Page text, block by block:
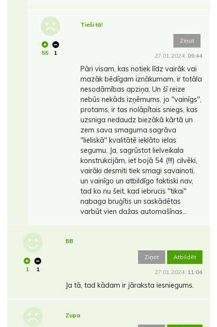
55 1
Tieši tā!
Ziņot
27.01.2024. 09:44
Pāri visam, kas notiek līdz vairāk vai
mazāk bēdīgam iznākumam, ir totāla
nesodāmības apziņa. Un šī reize
nebūs nekāds izņēmums, jo ''vainīgs'',
protams, ir tas nolāpītais sniegs, kas
uzsniga nedaudz biezākā kārtā un
zem sava smaguma sagrāva
''lieliskā'' kvalitātē ieklāto ielas
segumu. Ja, sagrūstot lielveikala
konstrukcijām, iet bojā 54 (!!!) cilvēki,
vairāki desmiti tiek smagi savainoti,
un vainīgo un atbildīgo faktiski nav,
tad ko nu šeit, kad iebrucis ''tikai''
nabaga bruģītis un saskādētas
varbūt vien dažas automašīnas...
1 1
BB
Ziņot Atbildēt
27.01.2024. 11:04
Ja tā, tad kādam ir jāraksta iesniegums.
Zupa